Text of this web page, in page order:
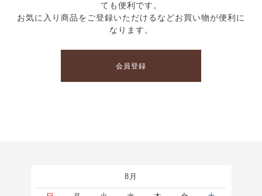
ても便利です。
お気に入り商品をご登録いただけるなどお買い物が便利に
なります。
会員登録
8月